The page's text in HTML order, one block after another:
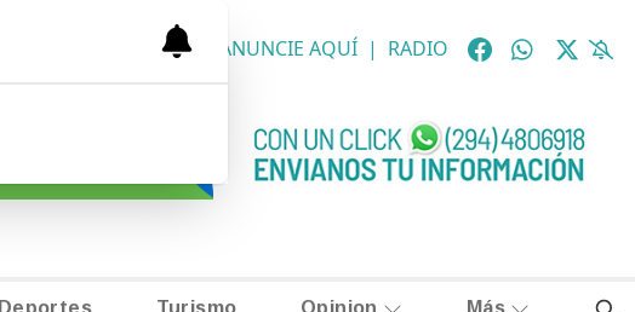
NECROLÓGICAS ANUNCIE AQUÍ | RADIO